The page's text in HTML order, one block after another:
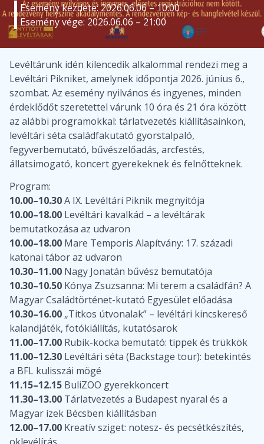
Esemény kezdete: 2026.06.06 – 10:00
Esemény vége: 2026.06.06 – 21:00
Levéltárunk idén kilencedik alkalommal rendezi meg a
Levéltári Pikniket, amelynek időpontja 2026. június 6.,
szombat. Az esemény nyilvános és ingyenes, minden
érdeklődőt szeretettel várunk 10 óra és 21 óra között
az alábbi programokkal: tárlatvezetés kiállításainkon,
levéltári séta családfakutató gyorstalpaló,
fegyverbemutató, bűvészelőadás, arcfestés,
állatsimogató, koncert gyerekeknek és felnőtteknek.
Program:
10.00–10.30A IX. Levéltári Piknik megnyitója
10.00–18.00 Levéltári kavalkád – a levéltárak
bemutatkozása az udvaron
10.00–18.00 Mare Temporis Alapítvány: 17. századi
katonai tábor az udvaron
10.30–11.00 Nagy Jonatán bűvész bemutatója
10.30–10.50 Kónya Zsuzsanna: Mi terem a családfán? A
Magyar Családtörténet-kutató Egyesület előadása
10.30–16.00 „Titkos útvonalak” – levéltári kincskereső
kalandjáték, fotókiállítás, kutatósarok
11.00–17.00 Rubik-kocka bemutató: tippek és trükkök
11.00–12.30 Levéltári séta (Backstage tour): betekintés
a BFL kulisszái mögé
11.15–12.15 BuliZOO gyerekkoncert
11.30–13.00 Tárlatvezetés a Budapest nyaral és a
Magyar ízek Bécsben kiállításban
12.00–17.00 Kreatív sziget: notesz- és pecsétkészítés,